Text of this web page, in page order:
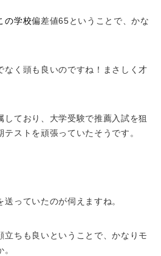
の学校偏差値65ということで、かな
なく頭も良いのですね！まさしく才
しており、大学受験で推薦入試を狙
ストを頑張っていたそうです。
っていたのが伺えますね。
立ちも良いということで、かなりモ